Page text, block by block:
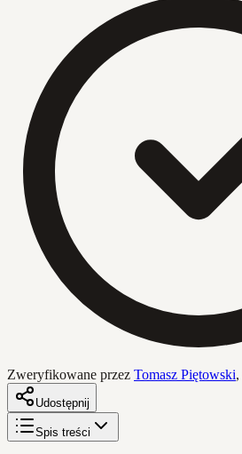
Zweryfikowane przez Tomasz Piętowski,
Udostępnij
Spis treści